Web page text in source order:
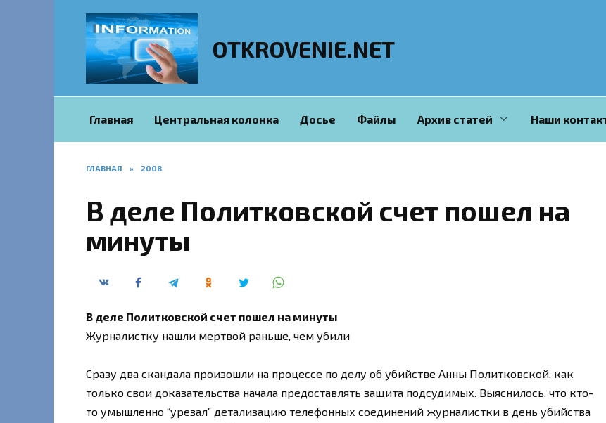
OTKROVENIE.NET
Главная Центральная колонка Досье Файлы Архив статей Наши
ГЛАВНАЯ » 2008
В деле Политковской счет пошел на
минуты
В деле Политковской счет пошел на минуты
Журналистку нашли мертвой раньше, чем убили
Сразу два скандала произошли на процессе по делу об убийстве Анны Политковской, как
только свои доказательства начала предоставлять защита подсудимых. Выяснилось, что кто-
то умышленно “урезал” детализацию телефонных соединений журналистки в день убийства